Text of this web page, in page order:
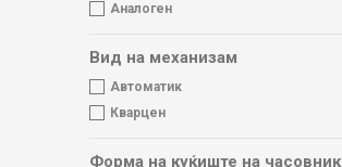
Аналоген
Вид на механизам
Автоматик
Кварцен
Форма на куќиште на часовник